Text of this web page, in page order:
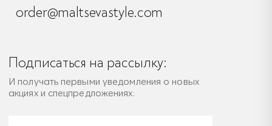
order@maltsevastyle.com
Подписаться на рассылку:
И получать первыми уведомления о новых
акциях и спецпредложениях: